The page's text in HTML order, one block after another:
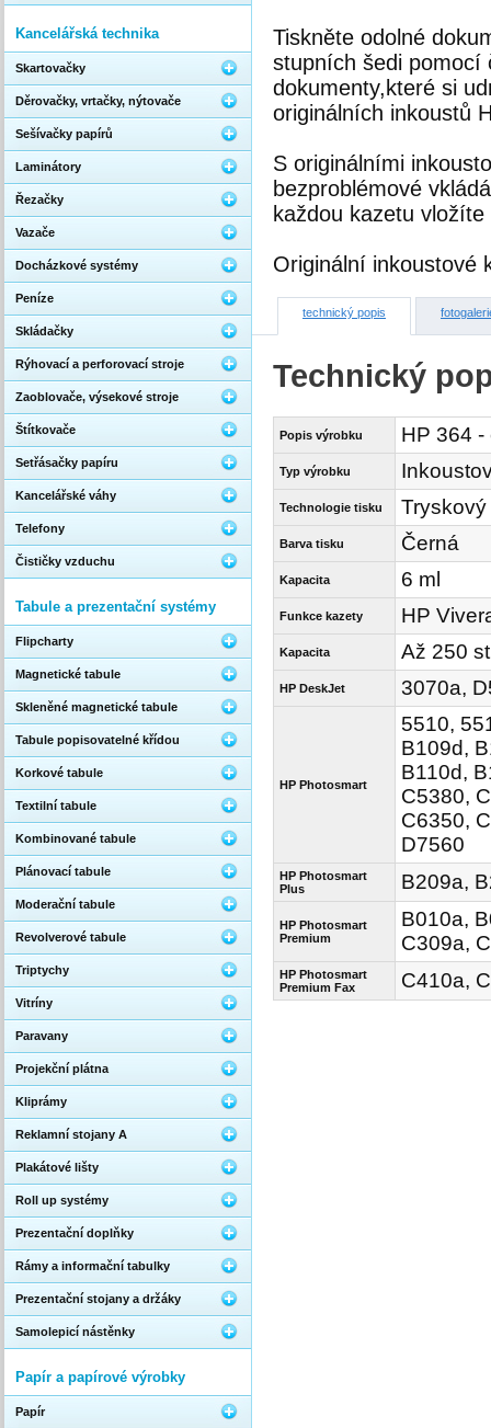
Tiskněte odolné
stupních šedi pomocí
dokumenty,které si
originálních inkoustů
S originálními
bezproblémové
každou kazetu
Originální inkoustové
technický popis
Technický
Popis výrobku HP 364 -
Typ výrobku
Technologie tisku Tryskový
Barva tisku Černá
Kapacita 6 ml
Funkce kazety HP
Kapacita Až 250
HP DeskJet 3070a,
HP Photosmart
5510,
B109d,
B110d,
C5380,
C6350,
D7560
HP Photosmart
Plus
B209a,
HP Photosmart
Premium
B010a,
C309a,
HP Photosmart
Premium Fax
C410a,
Kancelářská technika
Skartovačky
Děrovačky, vrtačky, nýtovače
Sešívačky papírů
Laminátory
Řezačky
Vazače
Docházkové systémy
Peníze
Skládačky
Rýhovací a perforovací stroje
Zaoblovače, výsekové stroje
Štítkovače
Setřásačky papíru
Kancelářské váhy
Telefony
Čističky vzduchu
Tabule a prezentační systémy
Flipcharty
Magnetické tabule
Skleněné magnetické tabule
Tabule popisovatelné křídou
Korkové tabule
Textilní tabule
Kombinované tabule
Plánovací tabule
Moderační tabule
Revolverové tabule
Triptychy
Vitríny
Paravany
Projekční plátna
Kliprámy
Reklamní stojany A
Plakátové lišty
Roll up systémy
Prezentační doplňky
Rámy a informační tabulky
Prezentační stojany a držáky
Samolepicí nástěnky
Papír a papírové výrobky
Papír